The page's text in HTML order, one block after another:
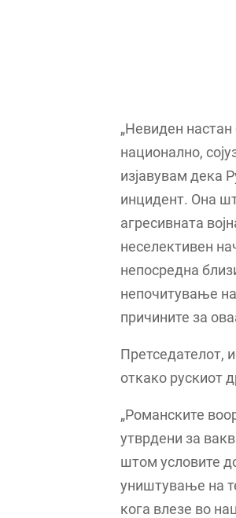
„Невиден
национално,
изјавувам дека
инцидент. Она
агресивната
неселективен
непосредна
непочитување
причините за
Претседателот,
откако рускиот
„Романските
утврдени за
штом условите
уништување на
кога влезе во